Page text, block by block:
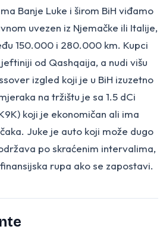
Banje Luke i širom BiH viđamo
uvezen iz Njemačke ili Italije,
150.000 i 280.000 km. Kupci
od Qashqaija, a nudi višu
izgled koji je u BiH izuzetno
na tržištu je sa 1.5 dCi
koji je ekonomičan ali ima
Juke je auto koji može dugo
po skraćenim intervalima,
rupa ako se zapostavi.